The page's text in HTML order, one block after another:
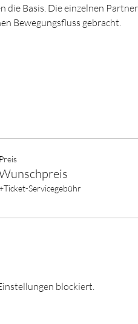
Basis. Die einzelnen
Bewegungsfluss gebracht.
Preis
Servicegebühr
blockiert.